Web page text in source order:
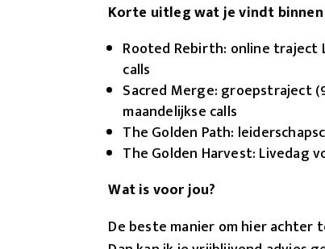
Korte uitleg wat je vindt
Rooted Rebirth: online traject
calls
Sacred Merge: groepstraject
maandelijkse calls
The Golden Path:
The Golden Harvest: Livedag
Wat is voor jou?
De beste manier om hier achter